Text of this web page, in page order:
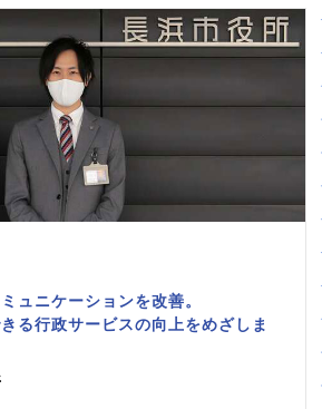
ュニケーションを改善。
る行政サービスの向上をめざしま